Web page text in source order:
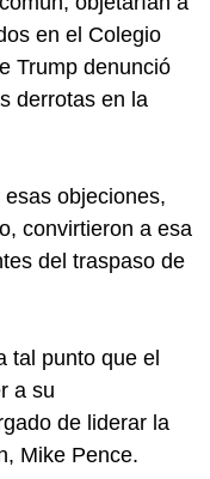
en el Colegio
Trump denunció
derrotas en la
objeciones,
convirtieron a esa
del traspaso de
tal punto que el
a su
de liderar la
Mike Pence.